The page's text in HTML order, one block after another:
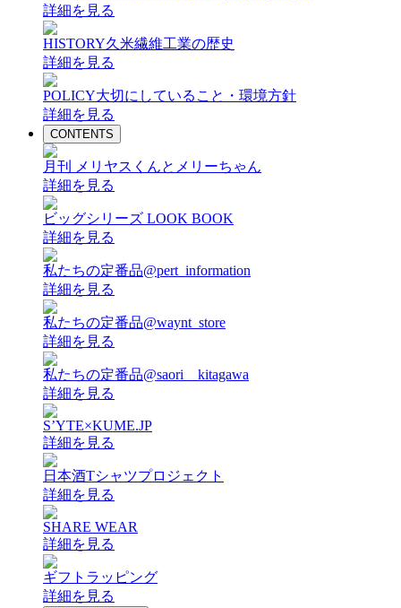
詳細を見る
HISTORY久米繊維工業の歴史
詳細を見る
POLICY大切にしていること・環境方針
詳細を見る
CONTENTS
月刊 メリヤスくんとメリーちゃん
詳細を見る
ビッグシリーズ LOOK BOOK
詳細を見る
私たちの定番品@pert_information
詳細を見る
私たちの定番品@waynt_store
詳細を見る
私たちの定番品@saori__kitagawa
詳細を見る
S’YTE×KUME.JP
詳細を見る
日本酒Tシャツプロジェクト
詳細を見る
SHARE WEAR
詳細を見る
ギフトラッピング
詳細を見る